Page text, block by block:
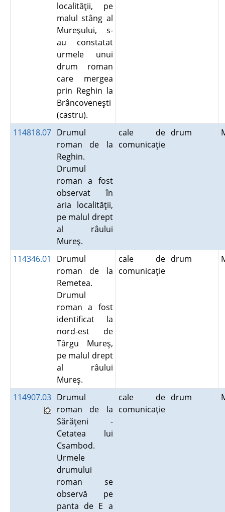
localităţii, pe
malul stâng al
Mureşului, s-
au constatat
urmele unui
drum roman
care mergea
prin Reghin la
Brâncoveneşti
(castru).
114818.07 Drumul
roman de la
Reghin.
Drumul
roman a fost
observat în
aria localităţii,
pe malul drept
al râului
Mureş.
cale de
comunicaţie
drum
114346.01
Drumul
roman de la
Remetea.
Drumul
roman a fost
identificat la
nord-est de
Târgu Mureş,
pe malul drept
al râului
Mureş.
cale de
comunicaţie
drum
114907.03 Drumul
roman de la
Sărăţeni -
Cetatea lui
Csambod.
Urmele
drumului
roman se
observă pe
panta de E a
cale de
comunicaţie
drum